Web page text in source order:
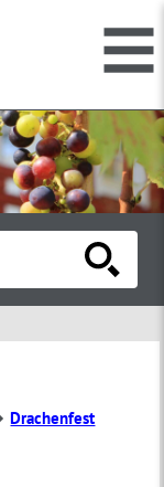
Drachenfest